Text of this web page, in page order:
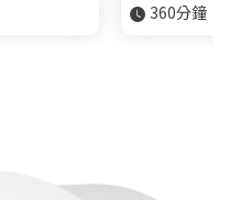
360分鐘